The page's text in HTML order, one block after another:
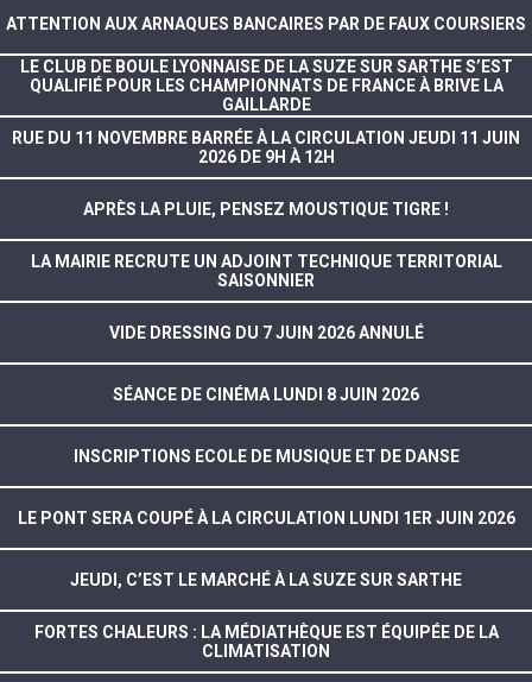
ATTENTION AUX ARNAQUES BANCAIRES PAR DE FAUX COURSIERS
LE CLUB DE BOULE LYONNAISE DE LA SUZE SUR SARTHE S’EST
QUALIFIÉ POUR LES CHAMPIONNATS DE FRANCE À BRIVE LA
GAILLARDE
RUE DU 11 NOVEMBRE BARRÉE À LA CIRCULATION JEUDI 11 JUIN
2026 DE 9H À 12H
APRÈS LA PLUIE, PENSEZ MOUSTIQUE TIGRE !
LA MAIRIE RECRUTE UN ADJOINT TECHNIQUE TERRITORIAL
SAISONNIER
VIDE DRESSING DU 7 JUIN 2026 ANNULÉ
SÉANCE DE CINÉMA LUNDI 8 JUIN 2026
INSCRIPTIONS ECOLE DE MUSIQUE ET DE DANSE
LE PONT SERA COUPÉ À LA CIRCULATION LUNDI 1ER JUIN 2026
JEUDI, C’EST LE MARCHÉ À LA SUZE SUR SARTHE
FORTES CHALEURS : LA MÉDIATHÈQUE EST ÉQUIPÉE DE LA
CLIMATISATION